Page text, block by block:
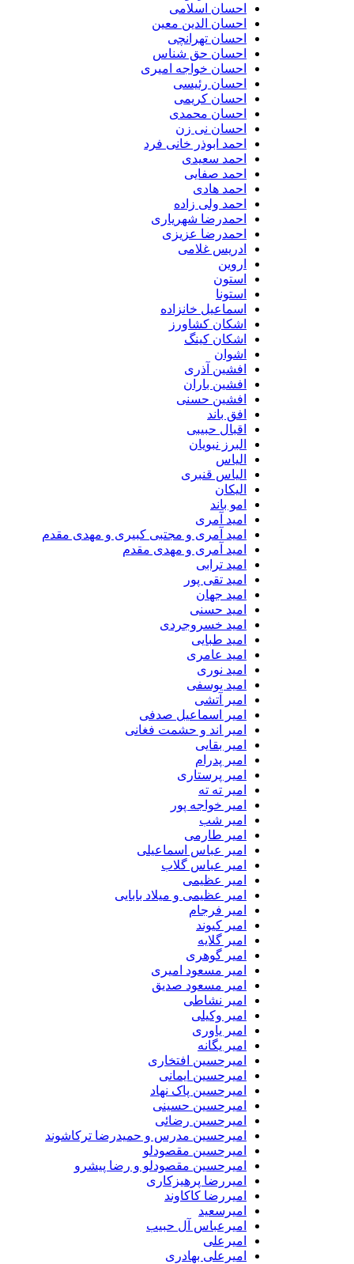
احسان اسلامی
احسان الدین معین
احسان تهرانچی
احسان حق شناس
احسان خواجه امیری
احسان رئیسی
احسان کریمی
احسان محمدی
احسان نی زن
احمد ابوذر خانی فرد
احمد سعیدی
احمد صفایی
احمد هادی
احمد ولی زاده
احمدرضا شهریاری
احمدرضا عزیزی
ادریس غلامی
اسماعیل خانزاده
اشکان کشاورز
اشکان کینگ
افشین آذری
افشین باران
افشین حسنی
افق باند
اقبال حبیبی
البرز نبویان
الیاس قنبرى
امو باند
امید آمری
امید آمری و مجتبی کبیری و مهدى مقدم
امید آمری و مهدی مقدم
امید ترابی
امید تقی پور
امید جهان
امید حسنی
امید خسروجردی
امید طبایی
امید عامری
امید نوری
امید یوسفی
امیر آتشی
امیر اسماعیل صدفی
امیر اند و حشمت فغانی
امیر بقایی
امیر پدرام
امیر پرستاری
امیر ته ته
امیر خواجه پور
امیر شب
امیر طارمی
امیر عباس اسماعیلی
امیر عباس گلاب
امیر عظیمی
امیر عظیمی و میلاد بابایی
امیر فرجام
امیر کیوند
امیر گلایه
امیر گوهری
امیر مسعود امیری
امیر مسعود صدیق
امیر نشاطی
امیر وکیلی
امیر یاوری
امیر یگانه
امیرحسین افتخاری
امیرحسین ایمانی
امیرحسین پاک نهاد
امیرحسین حسینی
امیرحسین رضائی
امیرحسین مدرس و حمیدرضا ترکاشوند
امیرحسین مقصودلو
امیرحسین مقصودلو و رضا پیشرو
امیررضا پرهیزکاری
امیررضا کاکاوند
امیرسعید
امیرعباس آل حبیب
امیرعلی
امیرعلی بهادری